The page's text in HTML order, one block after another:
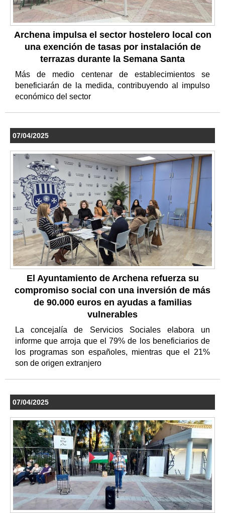
Archena impulsa el sector hostelero local con
una exención de tasas por instalación de
terrazas durante la Semana Santa
Más de medio centenar de establecimientos se
beneficiarán de la medida, contribuyendo al impulso
económico del sector
07/04/2025
El Ayuntamiento de Archena refuerza su
compromiso social con una inversión de más
de 90.000 euros en ayudas a familias
vulnerables
La concejalía de Servicios Sociales elabora un
informe que arroja que el 79% de los beneficiarios de
los programas son españoles, mientras que el 21%
son de origen extranjero
07/04/2025